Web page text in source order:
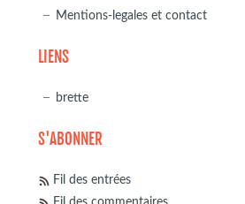
Mentions-legales et contact
LIENS
brette
S'ABONNER
Fil des entrées